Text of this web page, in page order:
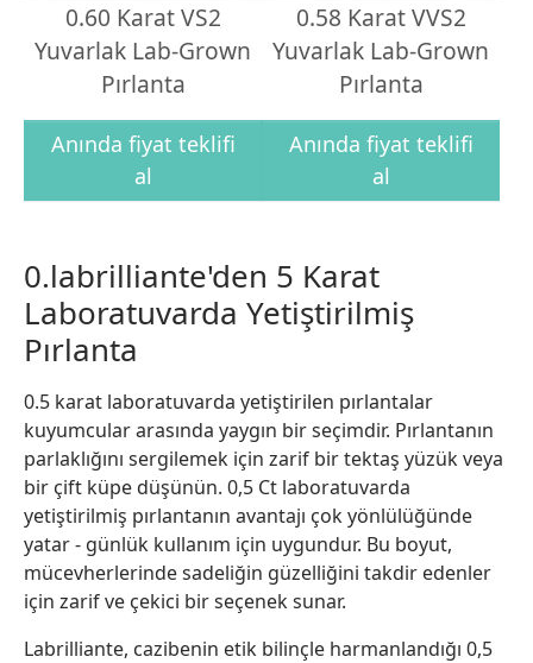
0.60 Karat VS2
Yuvarlak Lab-Grown
Pırlanta
Anında fiyat teklifi
al
0.58 Karat VVS2
Yuvarlak Lab-Grown
Pırlanta
Anında fiyat teklifi
al
0.labrilliante'den 5 Karat
Laboratuvarda Yetiştirilmiş
Pırlanta
0.5 karat laboratuvarda yetiştirilen pırlantalar
kuyumcular arasında yaygın bir seçimdir. Pırlantanın
parlaklığını sergilemek için zarif bir tektaş yüzük veya
bir çift küpe düşünün. 0,5 Ct laboratuvarda
yetiştirilmiş pırlantanın avantajı çok yönlülüğünde
yatar - günlük kullanım için uygundur. Bu boyut,
mücevherlerinde sadeliğin güzelliğini takdir edenler
için zarif ve çekici bir seçenek sunar.
Labrilliante, cazibenin etik bilinçle harmanlandığı 0,5